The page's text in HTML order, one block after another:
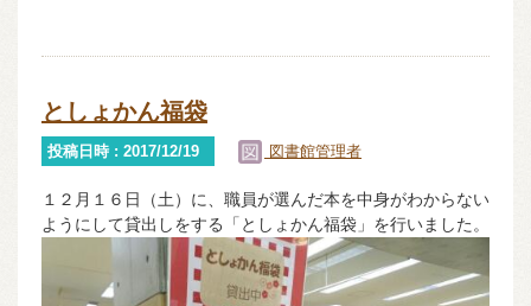
としょかん福袋
投稿日時 : 2017/12/19 図書館管理者
１２月１６日（土）に、職員が選んだ本を中身がわからない
ようにして貸出しをする「としょかん福袋」を行いました。